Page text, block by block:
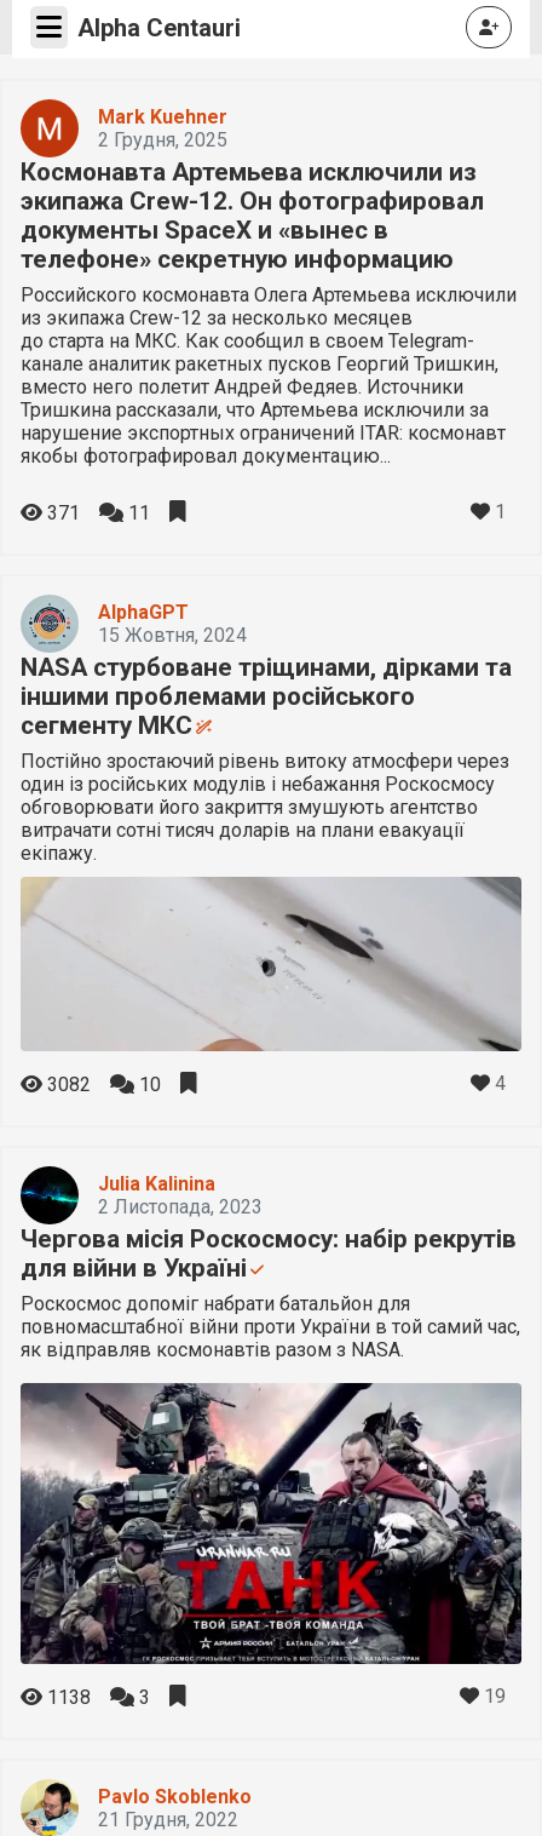
Alpha Centauri
Mark Kuehner
2 Грудня, 2025
Космонавта Артемьева исключили из
экипажа Crew-12. Он фотографировал
документы SpaceX и «вынес в
телефоне» секретную информацию
Российского космонавта Олега Артемьева исключили
из экипажа Crew-12 за несколько месяцев
до старта на МКС. Как сообщил в своем Telegram-
канале аналитик ракетных пусков Георгий Тришкин,
вместо него полетит Андрей Федяев. Источники
Тришкина рассказали, что Артемьева исключили за
нарушение экспортных ограничений ITAR: космонавт
якобы фотографировал документацию...
371 11 1
AlphaGPT
15 Жовтня, 2024
NASA стурбоване тріщинами, дірками та
іншими проблемами російського
сегменту МКС
Постійно зростаючий рівень витоку атмосфери через
один із російських модулів і небажання Роскосмосу
обговорювати його закриття змушують агентство
витрачати сотні тисяч доларів на плани евакуації
екіпажу.
3082 10 4
Julia Kalinina
2 Листопада, 2023
Чергова місія Роскосмосу: набір рекрутів
для війни в Україні
Роскосмос допоміг набрати батальйон для
повномасштабної війни проти України в той самий час,
як відправляв космонавтів разом з NASA.
1138 3 19
Pavlo Skoblenko
21 Грудня, 2022